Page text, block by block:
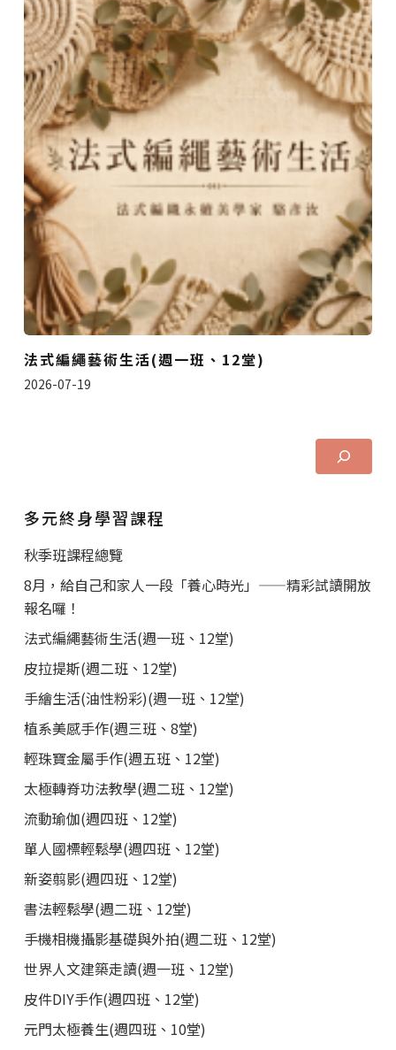
法式編繩藝術生活(週一班、12堂)
2026-07-19
多元終身學習課程
秋季班課程總覽
8月，給自己和家人一段「養心時光」——精彩試讀開放
報名囉！
法式編繩藝術生活(週一班、12堂)
皮拉提斯(週二班、12堂)
手繪生活(油性粉彩)(週一班、12堂)
植系美感手作(週三班、8堂)
輕珠寶金屬手作(週五班、12堂)
太極轉脊功法教學(週二班、12堂)
流動瑜伽(週四班、12堂)
單人國標輕鬆學(週四班、12堂)
新姿翦影(週四班、12堂)
書法輕鬆學(週二班、12堂)
手機相機攝影基礎與外拍(週二班、12堂)
世界人文建築走讀(週一班、12堂)
皮件DIY手作(週四班、12堂)
元門太極養生(週四班、10堂)